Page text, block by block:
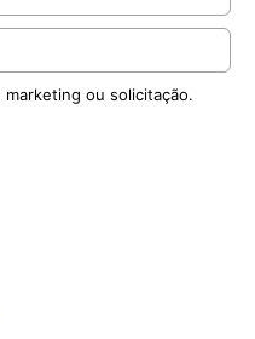
ou solicitação.